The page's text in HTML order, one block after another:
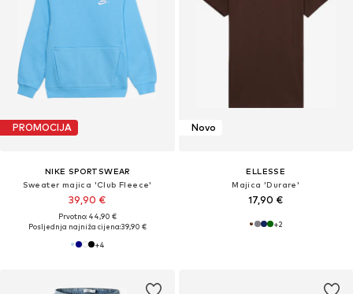
PROMOCIJA
NIKE SPORTSWEAR
Sweater majica 'Club Fleece'
39,90 €
Prvotno: 44,90 €
Posljednja najniža cijena:39,90 €
+4
Novo
ELLESSE
Majica 'Durare'
17,90 €
+2